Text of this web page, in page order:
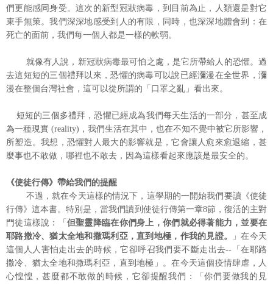
們更能感同身受。這次的新型冠狀病毒，到目前為止，人類還是對它
束手無策。我們深深地感受到人的有限，同時，也深深地體會到：在
死亡的面前，我們每一個人都是一樣的軟弱。
就像有人說，新冠狀病毒最可怕之處，是它所帶給人的恐懼。過
去這短短的三個禮拜以來，恐懼的病毒可以說已經瀰漫在全世界，瀰
漫在整個台灣社會，這可以從所謂的「口罩之亂」看出來。
短短的三個多禮拜，恐懼已經成為我們每天生活的一部分，甚至成
為一種現實 (reality)，我們生活在其中，也在不知不覺中被它所影響，
所塑造。我想，恐懼對人最大的影響就是，它會讓人愈來愈退縮，甚
麼事也不敢做，哪裡也不敢去，因為這樣看起來應該是最安全的。
《使徒行傳》帶給我們的提醒
不過，就在今天這樣的情況下，這學期的一開始我們要讀《使徒
行傳》這本書。特別是，當我們讀到使徒行傳第一章8節，復活的主對
門徒這樣說：「 但聖靈降臨在你們身上，你們就必得著能力，並要在
耶路撒冷、猶太全地和撒瑪利亞，直到地極，作我的見證。
」在今天
這個人人害怕走出去的時候，它卻呼召我們要不斷走出去--「在耶路
撒冷、猶太全地和撒瑪利亞，直到地極」。在今天這個疫情肆虐，人
心惶惶，甚麼都不敢做的時候，它卻提醒我們：「你們要做我的見